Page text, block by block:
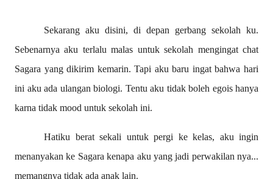
Sekarang aku disini, di depan gerbang sekolah ku.
Sebenarnya aku terlalu malas untuk sekolah mengingat chat
Sagara yang dikirim kemarin. Tapi aku baru ingat bahwa hari
ini aku ada ulangan biologi. Tentu aku tidak boleh egois hanya
karna tidak mood untuk sekolah ini.
Hatiku berat sekali untuk pergi ke kelas, aku ingin
menanyakan ke Sagara kenapa aku yang jadi perwakilan nya...
memangnya tidak ada anak lain.